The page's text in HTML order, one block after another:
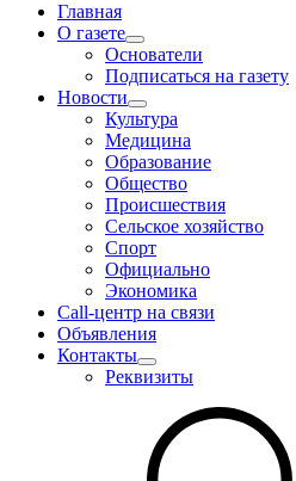
Главная
О газете
Основатели
Подписаться на газету
Новости
Культура
Медицина
Образование
Общество
Происшествия
Сельское хозяйство
Спорт
Официально
Экономика
Call-центр на связи
Объявления
Контакты
Реквизиты